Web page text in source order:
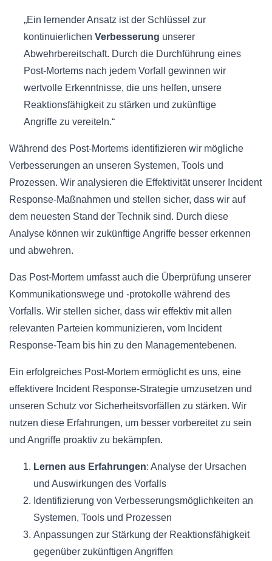
„Ein lernender Ansatz ist der Schlüssel zur
kontinuierlichen Verbesserung unserer
Abwehrbereitschaft. Durch die Durchführung eines
Post-Mortems nach jedem Vorfall gewinnen wir
wertvolle Erkenntnisse, die uns helfen, unsere
Reaktionsfähigkeit zu stärken und zukünftige
Angriffe zu vereiteln.“
Während des Post-Mortems identifizieren wir mögliche
Verbesserungen an unseren Systemen, Tools und
Prozessen. Wir analysieren die Effektivität unserer Incident
Response-Maßnahmen und stellen sicher, dass wir auf
dem neuesten Stand der Technik sind. Durch diese
Analyse können wir zukünftige Angriffe besser erkennen
und abwehren.
Das Post-Mortem umfasst auch die Überprüfung unserer
Kommunikationswege und -protokolle während des
Vorfalls. Wir stellen sicher, dass wir effektiv mit allen
relevanten Parteien kommunizieren, vom Incident
Response-Team bis hin zu den Managementebenen.
Ein erfolgreiches Post-Mortem ermöglicht es uns, eine
effektivere Incident Response-Strategie umzusetzen und
unseren Schutz vor Sicherheitsvorfällen zu stärken. Wir
nutzen diese Erfahrungen, um besser vorbereitet zu sein
und Angriffe proaktiv zu bekämpfen.
Lernen aus Erfahrungen: Analyse der Ursachen
und Auswirkungen des Vorfalls
Identifizierung von Verbesserungsmöglichkeiten an
Systemen, Tools und Prozessen
Anpassungen zur Stärkung der Reaktionsfähigkeit
gegenüber zukünftigen Angriffen